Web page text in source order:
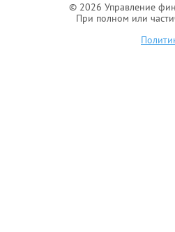
© 2026 Управление
При полном или